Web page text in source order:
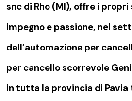
snc di Rho (MI), offre i propri
impegno e passione, nel
dell’automazione per
per cancello scorrevole
in tutta la provincia di